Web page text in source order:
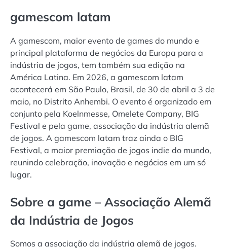
gamescom latam
A gamescom, maior evento de games do mundo e
principal plataforma de negócios da Europa para a
indústria de jogos, tem também sua edição na
América Latina. Em 2026, a gamescom latam
acontecerá em São Paulo, Brasil, de 30 de abril a 3 de
maio, no Distrito Anhembi. O evento é organizado em
conjunto pela Koelnmesse, Omelete Company, BIG
Festival e pela game, associação da indústria alemã
de jogos. A gamescom latam traz ainda o BIG
Festival, a maior premiação de jogos indie do mundo,
reunindo celebração, inovação e negócios em um só
lugar.
Sobre a game – Associação Alemã
da Indústria de Jogos
Somos a associação da indústria alemã de jogos.